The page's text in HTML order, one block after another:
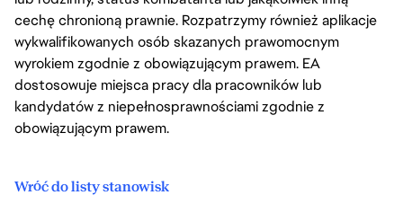
cechę chronioną prawnie. Rozpatrzymy również aplikacje
wykwalifikowanych osób skazanych prawomocnym
wyrokiem zgodnie z obowiązującym prawem. EA
dostosowuje miejsca pracy dla pracowników lub
kandydatów z niepełnosprawnościami zgodnie z
obowiązującym prawem.
Wróć do listy stanowisk